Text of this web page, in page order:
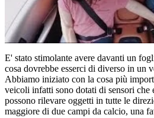
E' stato stimolante avere davanti un
cosa dovrebbe esserci di diverso in un
Abbiamo iniziato con la cosa più
veicoli infatti sono dotati di sensori
possono rilevare oggetti in tutte le
maggiore di due campi da calcio, una